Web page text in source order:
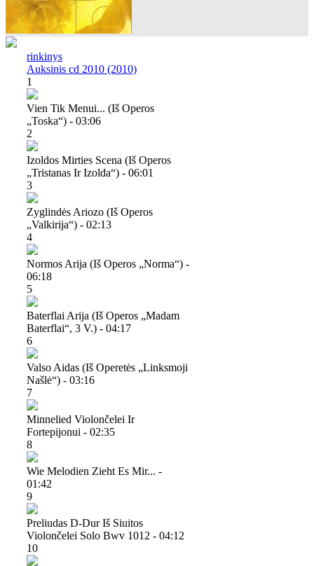
rinkinys
Auksinis cd 2010 (2010)
1
Vien Tik Menui... (iš Operos
„toska“) - 03:06
2
Izoldos Mirties Scena (iš Operos
„tristanas Ir Izolda“) - 06:01
3
Zyglindės Ariozo (iš Operos
„valkirija“) - 02:13
4
Normos Arija (iš Operos „norma“) -
06:18
5
Baterflai Arija (iš Operos „madam
Baterflai“, 3 V.) - 04:17
6
Valso Aidas (iš Operetės „linksmoji
Našlė“) - 03:16
7
Minnelied Violončelei Ir
Fortepijonui - 02:35
8
Wie Melodien Zieht Es Mir... -
01:42
9
Preliudas D-Dur Iš Siuitos
Violončelei Solo Bwv 1012 - 04:12
10